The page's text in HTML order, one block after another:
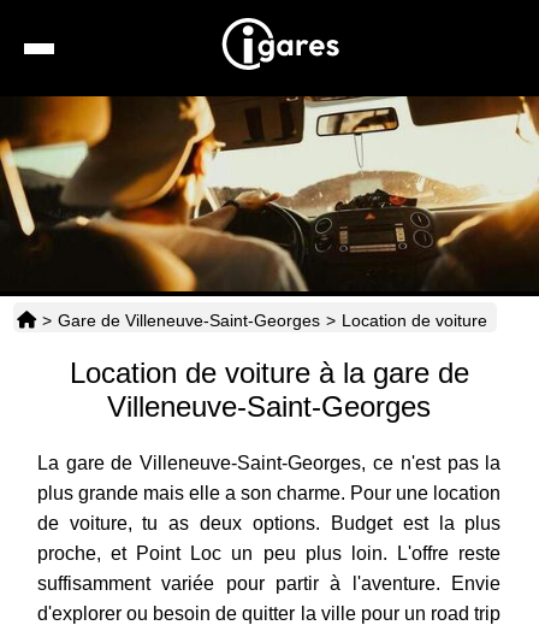
Recherche
Location de voiture
Hôtels
Taxis
Transports
Horaires
> Gare de Villeneuve-Saint-Georges > Location de voiture
Location de voiture à la gare de
Villeneuve-Saint-Georges
La gare de Villeneuve-Saint-Georges, ce n'est pas la
plus grande mais elle a son charme. Pour une location
de voiture, tu as deux options. Budget est la plus
proche, et Point Loc un peu plus loin. L'offre reste
suffisamment variée pour partir à l'aventure. Envie
d'explorer ou besoin de quitter la ville pour un road trip